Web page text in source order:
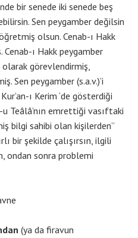
bir senede iki senede beş
Sen peygamber değilsin
olsun. Cenab-ı Hakk
ı Hakk peygamber
olarak görevlendirmiş,
Sen peygamber (s.a.v.)’i
ı Kerim ‘de gösterdiği
Teâlâ’nın emrettiği vasıftaki
bilgi sahibi olan kişilerden”
bir şekilde çalışırsın, ilgili
ondan sonra problemi
(ya da firavun